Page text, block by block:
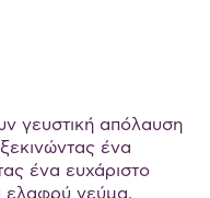
γευστική απόλαυση
ένα
ένα ευχάριστο
ελαφρύ γεύμα.